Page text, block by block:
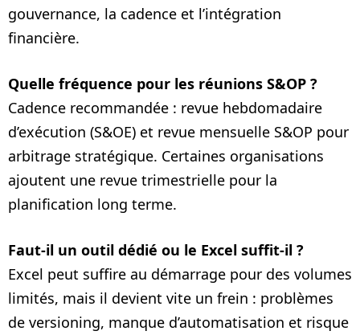
gouvernance, la cadence et l’intégration
financière.
Quelle fréquence pour les réunions S&OP ?
Cadence recommandée : revue hebdomadaire
d’exécution (S&OE) et revue mensuelle S&OP pour
arbitrage stratégique. Certaines organisations
ajoutent une revue trimestrielle pour la
planification long terme.
Faut‑il un outil dédié ou le Excel suffit‑il ?
Excel peut suffire au démarrage pour des volumes
limités, mais il devient vite un frein : problèmes
de versioning, manque d’automatisation et risque